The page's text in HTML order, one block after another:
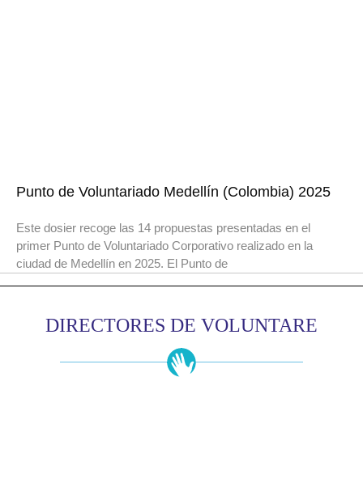
Punto de Voluntariado Medellín (Colombia) 2025
Este dosier recoge las 14 propuestas presentadas en el
primer Punto de Voluntariado Corporativo realizado en la
ciudad de Medellín en 2025. El Punto de
DIRECTORES DE VOLUNTARE